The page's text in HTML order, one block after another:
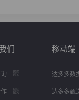
们 移动端
达多多数
达多多甄